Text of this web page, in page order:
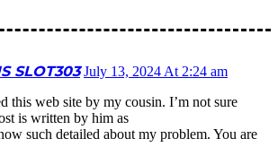
SLOT303 July 13, 2024 At 2:24 am
this web site by my cousin. I’m not sure
is written by him as
such detailed about my problem. You are